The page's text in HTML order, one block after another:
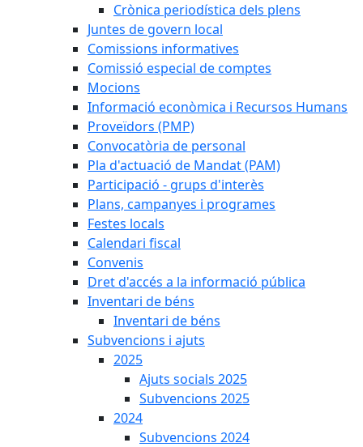
Crònica periodística dels plens
Juntes de govern local
Comissions informatives
Comissió especial de comptes
Mocions
Informació econòmica i Recursos Humans
Proveïdors (PMP)
Convocatòria de personal
Pla d'actuació de Mandat (PAM)
Participació - grups d'interès
Plans, campanyes i programes
Festes locals
Calendari fiscal
Convenis
Dret d'accés a la informació pública
Inventari de béns
Inventari de béns
Subvencions i ajuts
2025
Ajuts socials 2025
Subvencions 2025
2024
Subvencions 2024